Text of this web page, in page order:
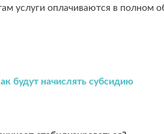
услуги оплачиваются в полном
будут начислять субсидию